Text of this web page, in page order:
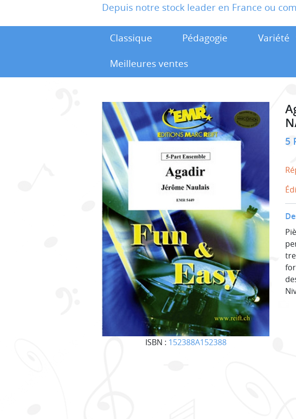
Depuis notre stock leader en France ou
Classique Pédagogie Variété
Meilleures ventes
ISBN : 152388A152388
5